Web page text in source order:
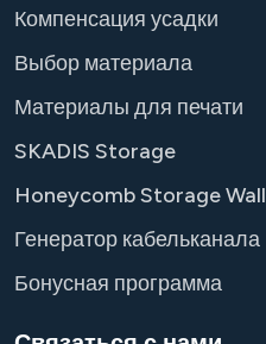
Компенсация усадки
Выбор материала
Материалы для печати
SKADIS Storage
Honeycomb Storage Wall
Генератор кабельканала
Бонусная программа